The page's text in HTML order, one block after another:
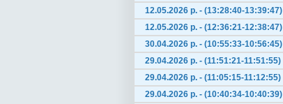
12.05.2026 р. - (13:28:40-13:39:47)
12.05.2026 р. - (12:36:21-12:38:47)
30.04.2026 р. - (10:55:33-10:56:45)
29.04.2026 р. - (11:51:21-11:51:55)
29.04.2026 р. - (11:05:15-11:12:55)
29.04.2026 р. - (10:40:34-10:40:39)